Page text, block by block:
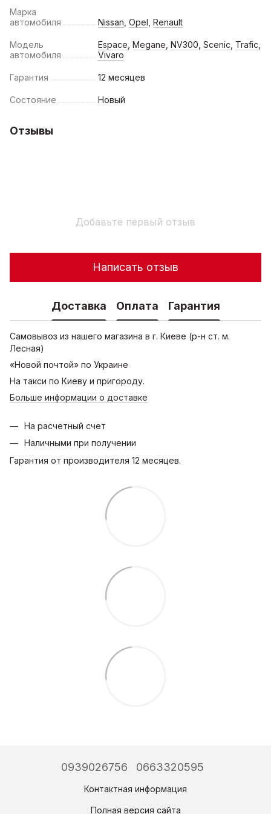
Марка
автомобиля
Nissan Opel Renault
Модель
автомобиля
Espace Megane NV300 Scenic Trafic
Vivaro
Гарантия 12 месяцев
Состояние Новый
Отзывы
Добавьте первый отзыв
Написать отзыв
Доставка Оплата Гарантия
Самовывоз из нашего магазина в г. Киеве (р-н ст. м.
Лесная)
«Новой почтой» по Украине
На такси по Киеву и пригороду.
Больше информации о доставке
На расчетный счет
Наличными при получении
Гарантия от производителя 12 месяцев.
0939026756 0663320595
Контактная информация
Полная версия сайта